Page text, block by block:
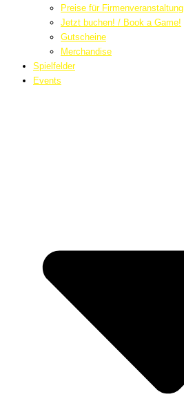
Preise für Firmenveranstaltung
Jetzt buchen! / Book a Game!
Gutscheine
Merchandise
Spielfelder
Events